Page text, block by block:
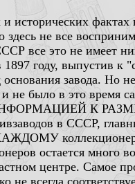
исторических
не все
все это не имеет
году, выпустив
завода. Но
было в это время
К
в СССР,
КАЖДОМУ
остается много
центре. Самое
всегда